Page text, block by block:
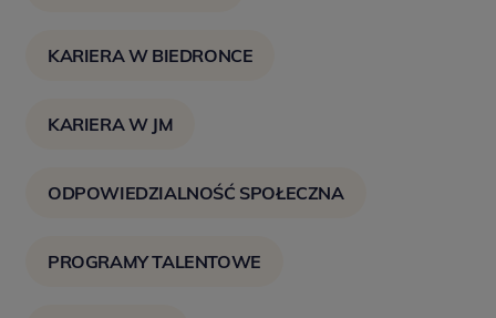
KARIERA W BIEDRONCE
KARIERA W JM
ODPOWIEDZIALNOŚĆ SPOŁECZNA
PROGRAMY TALENTOWE